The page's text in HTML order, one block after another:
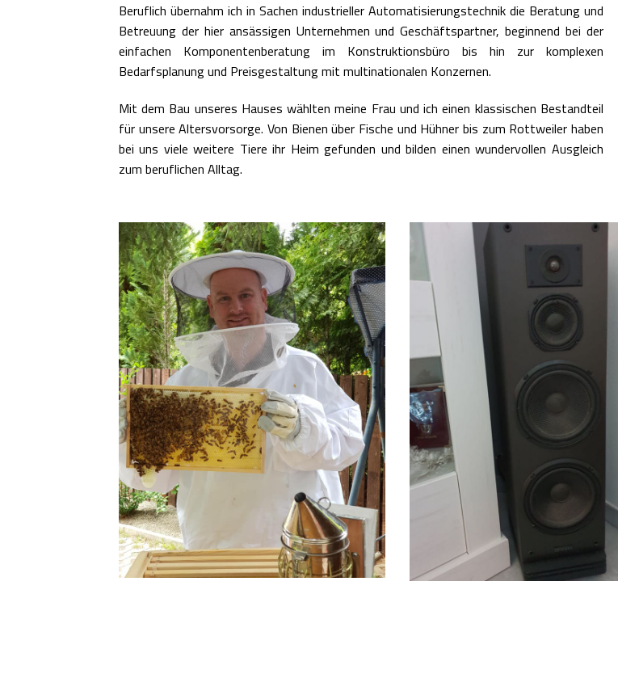
Beruflich übernahm ich in Sachen industrieller Automatisierungstechnik die Beratung und
Betreuung der hier ansässigen Unternehmen und Geschäftspartner, beginnend bei der
einfachen Komponentenberatung im Konstruktionsbüro bis hin zur komplexen
Bedarfsplanung und Preisgestaltung mit multinationalen Konzernen.
Mit dem Bau unseres Hauses wählten meine Frau und ich einen klassischen Bestandteil
für unsere Altersvorsorge. Von Bienen über Fische und Hühner bis zum Rottweiler haben
bei uns viele weitere Tiere ihr Heim gefunden und bilden einen wundervollen Ausgleich
zum beruflichen Alltag.